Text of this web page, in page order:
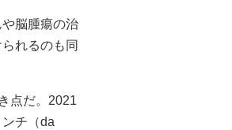
脳腫瘍の治
れるのも同
点だ。2021
チ（da